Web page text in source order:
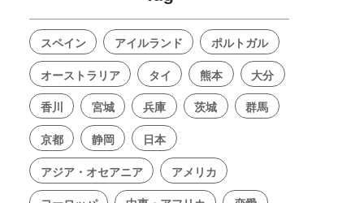
スペイン アイルランド
ポルトガル
オーストラリア
タイ 熊本
大分
香川
宮城 兵庫 茨城
群馬
京都
静岡
日本
アジア・オセアニア
アメリカ